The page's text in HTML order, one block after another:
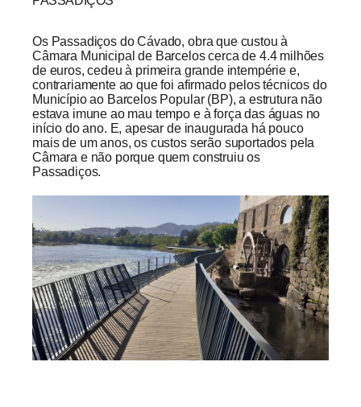
Os Passadiços do Cávado, obra que custou à
Câmara Municipal de Barcelos cerca de 4.4 milhões
de euros, cedeu à primeira grande intempérie e,
contrariamente ao que foi afirmado pelos técnicos do
Município ao Barcelos Popular (BP), a estrutura não
estava imune ao mau tempo e à força das águas no
início do ano. E, apesar de inaugurada há pouco
mais de um anos, os custos serão suportados pela
Câmara e não porque quem construiu os
Passadiços.